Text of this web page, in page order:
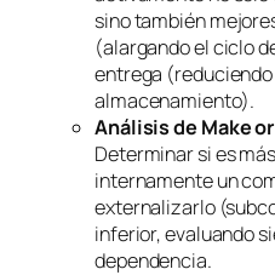
sino también
(alargando el ciclo
entrega
almacenamiento).
Análisis de Make
Determinar si es
internamente un
externalizarlo
inferior, evaluando
dependencia.